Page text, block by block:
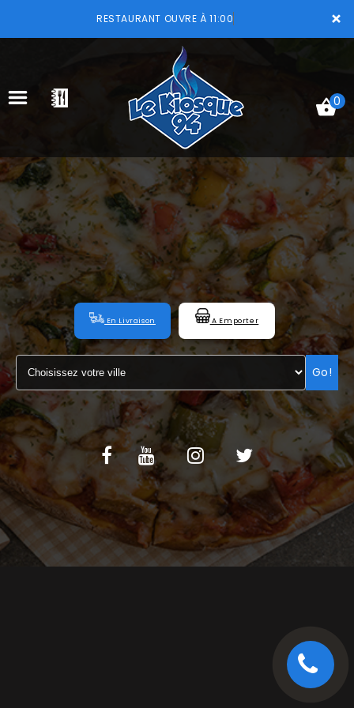
×
RESTAURANT OUVRE À 11:00
ACCUEIL
LA CARTE
VOTRE COMPTE
NOTRE RESTAURANT
VOS AVIS
MENTIONS LÉGALES
C.G.V
0
En Livraison A Emporter
Go!